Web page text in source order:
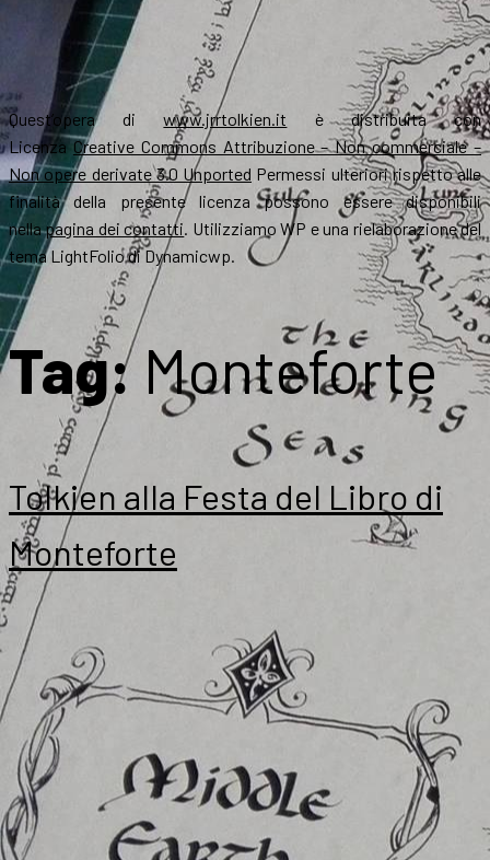
Quest’opera diwww.jrrtolkien.it è distribuita con
Licenza Creative Commons Attribuzione – Non commerciale –
Non opere derivate 3.0 Unported Permessi ulteriori rispetto alle
finalità della presente licenza possono essere disponibili
nellapagina dei contatti. Utilizziamo WP e una rielaborazione del
tema LightFolio di Dynamicwp.
Tag:Monteforte
Tolkien alla Festa del Libro di
Monteforte